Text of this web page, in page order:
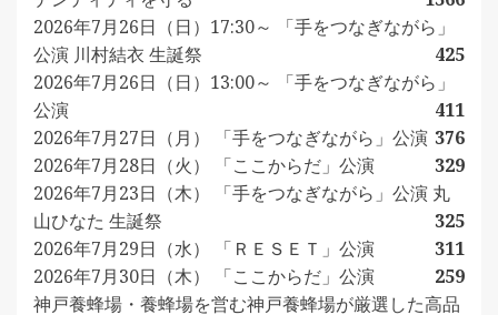
2026年7月26日（日）17:30～ 「手をつなぎながら」
公演 川村結衣 生誕祭
425
2026年7月26日（日）13:00～ 「手をつなぎながら」
公演
411
2026年7月27日（月） 「手をつなぎながら」公演 376
2026年7月28日（火） 「ここからだ」公演
329
2026年7月23日（木） 「手をつなぎながら」公演 丸
山ひなた 生誕祭
325
2026年7月29日（水） 「ＲＥＳＥＴ」公演
311
2026年7月30日（木） 「ここからだ」公演
259
神戸養蜂場・養蜂場を営む神戸養蜂場が厳選した高品